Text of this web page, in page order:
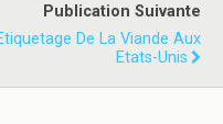
Publication Suivante
De La Viande Aux
Etats-Unis